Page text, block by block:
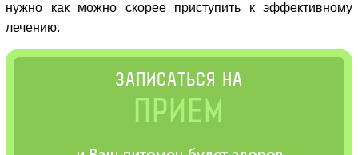
нужно как можно скорее приступить к эффективному
лечению.
ЗАПИСАТЬСЯ НА
ПРИЕМ